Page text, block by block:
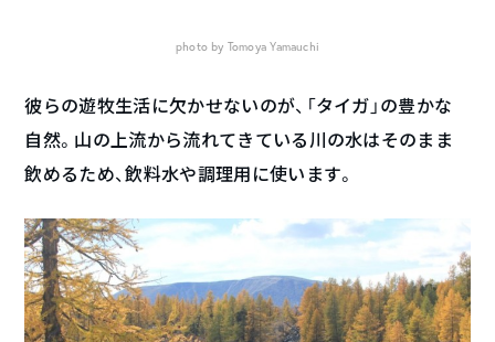
photo by Tomoya Yamauchi
彼らの遊牧生活に欠かせないのが、「タイガ」の豊かな
自然。山の上流から流れてきている川の水はそのまま
飲めるため、飲料水や調理用に使います。